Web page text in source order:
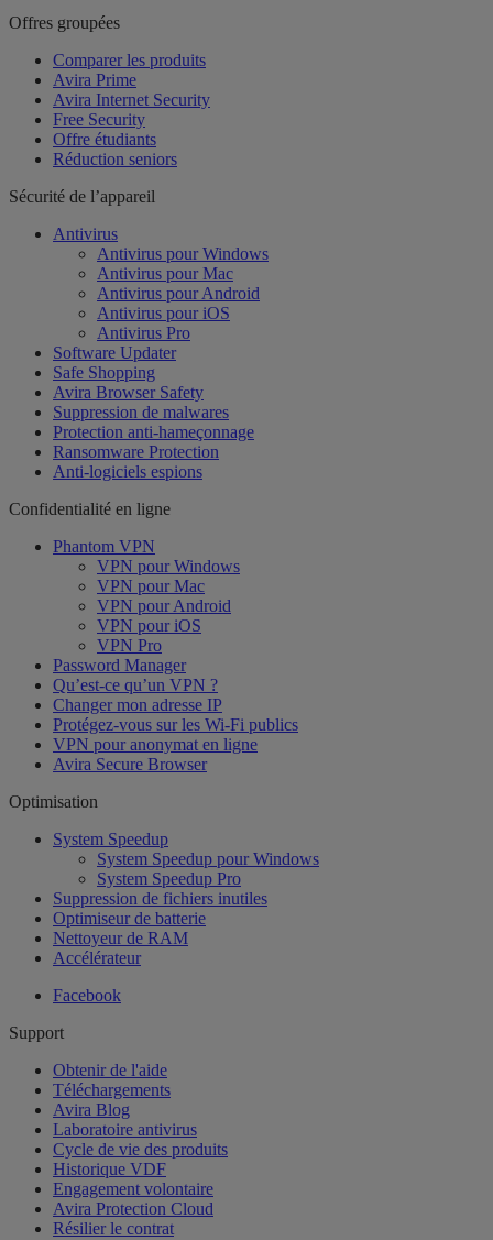
Offres groupées
Comparer les produits
Avira Prime
Avira Internet Security
Free Security
Offre étudiants
Réduction seniors
Sécurité de l’appareil
Antivirus
Antivirus pour Windows
Antivirus pour Mac
Antivirus pour Android
Antivirus pour iOS
Antivirus Pro
Software Updater
Safe Shopping
Avira Browser Safety
Suppression de malwares
Protection anti-hameçonnage
Ransomware Protection
Anti-logiciels espions
Confidentialité en ligne
Phantom VPN
VPN pour Windows
VPN pour Mac
VPN pour Android
VPN pour iOS
VPN Pro
Password Manager
Qu’est-ce qu’un VPN ?
Changer mon adresse IP
Protégez-vous sur les Wi-Fi publics
VPN pour anonymat en ligne
Avira Secure Browser
Optimisation
System Speedup
System Speedup pour Windows
System Speedup Pro
Suppression de fichiers inutiles
Optimiseur de batterie
Nettoyeur de RAM
Accélérateur
Facebook
Support
Obtenir de l'aide
Téléchargements
Avira Blog
Laboratoire antivirus
Cycle de vie des produits
Historique VDF
Engagement volontaire
Avira Protection Cloud
Résilier le contrat